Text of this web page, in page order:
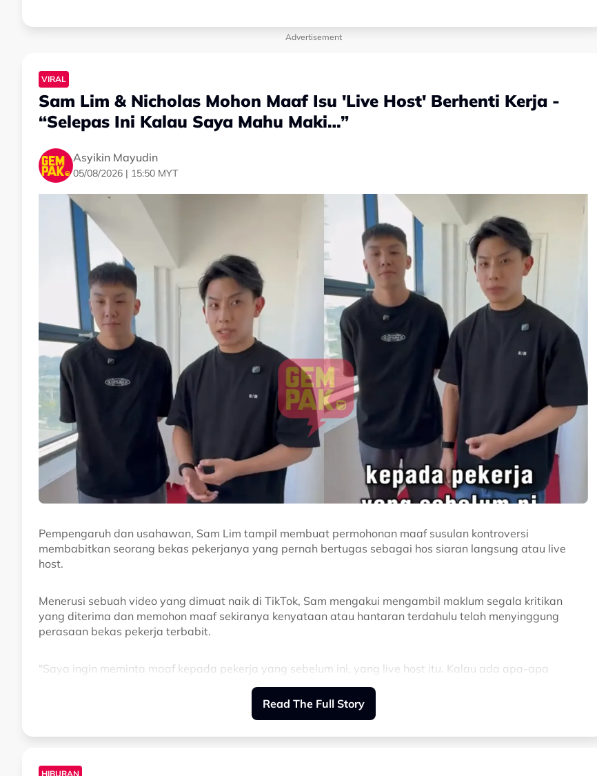
Advertisement
VIRAL
Sam Lim & Nicholas Mohon Maaf Isu 'Live Host' Berhenti Kerja -
“Selepas Ini Kalau Saya Mahu Maki…”
Asyikin Mayudin
05/08/2026 | 15:50 MYT
Pempengaruh dan usahawan, Sam Lim tampil membuat permohonan maaf susulan kontroversi
membabitkan seorang bekas pekerjanya yang pernah bertugas sebagai hos siaran langsung atau live
host.
Menerusi sebuah video yang dimuat naik di TikTok, Sam mengakui mengambil maklum segala kritikan
yang diterima dan memohon maaf sekiranya kenyataan atau hantaran terdahulu telah menyinggung
perasaan bekas pekerja terbabit.
"Saya ingin meminta maaf kepada pekerja yang sebelum ini, yang live host itu. Kalau ada apa-apa
"Selepas ini kami akan sampaikan kandungan dengan cara yang betul. Pihak saya
akan berfikir dahulu sebelum melakukan sebarang tindakan," katanya.
Read The Full Story
HIBURAN